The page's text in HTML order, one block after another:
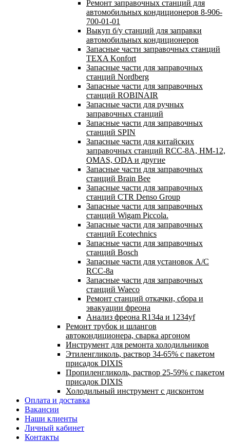
Ремонт заправочных станций для
автомобильных кондиционеров 8-906-
700-01-01
Выкуп б/у станций для заправки
автомобильных кондиционеров
Запасные части заправочных станций
TEXA Konfort
Запасные части для заправочных
станций Nordberg
Запасные части для заправочных
станций ROBINAIR
Запасные части для ручных
заправочных станций
Запасные части для заправочных
станций SPIN
Запасные части для китайских
заправочных станций RCC-8A, HM-12,
OMAS, ODA и другие
Запасные части для заправочных
станций Brain Bee
Запасные части для заправочных
станций CTR Denso Group
Запасные части для заправочных
станций Wigam Piccola.
Запасные части для заправочных
станций Ecotechnics
Запасные части для заправочных
станций Bosch
Запасные части для установок A/C
RCC-8a
Запасные части для заправочных
станций Waeco
Ремонт станций откачки, сбора и
эвакуации фреона
Анализ фреона R134a и 1234yf
Ремонт трубок и шлангов
автокондиционера, сварка аргоном
Инструмент для ремонта холодильников
Этиленгликоль, раствор 34-65% с пакетом
присадок DIXIS
Пропиленгликоль, раствор 25-59% с пакетом
присадок DIXIS
Холодильный инструмент с дисконтом
Оплата и доставка
Вакансии
Наши клиенты
Личный кабинет
Контакты